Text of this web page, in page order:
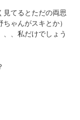
見てるとただの両思
ゃんがスキとか）
、私だけでしょう